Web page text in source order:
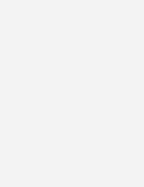
verlangt nach kreativen Lösungen bei
für mehr Photovoltaik
das Ziel einer kompletten